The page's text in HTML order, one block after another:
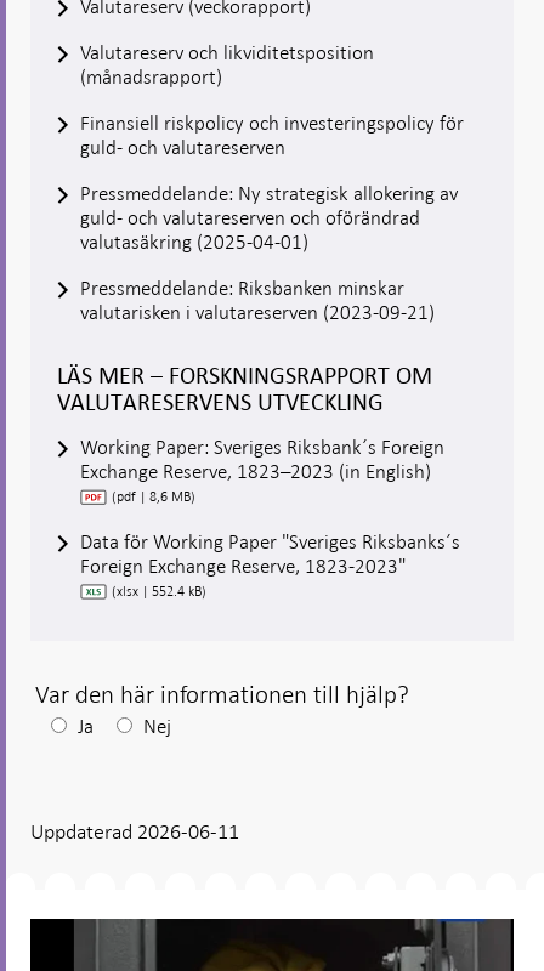
Valutareserv (veckorapport)
Valutareserv och likviditetsposition
(månadsrapport)
Finansiell riskpolicy och investeringspolicy för
guld- och valutareserven
Pressmeddelande: Ny strategisk allokering av
guld- och valutareserven och oförändrad
valutasäkring (2025-04-01)
Pressmeddelande: Riksbanken minskar
valutarisken i valutareserven (2023-09-21)
LÄS MER – FORSKNINGSRAPPORT OM
VALUTARESERVENS UTVECKLING
Working Paper: Sveriges Riksbank´s Foreign
Exchange Reserve, 1823–2023 (in English)
(pdf | 8,6 MB)
Data för Working Paper "Sveriges Riksbanks´s
Foreign Exchange Reserve, 1823-2023"
(xlsx | 552.4 kB)
Var den här informationen till hjälp?
Efter
visas
Ja Nej
Uppdaterad 2026-06-11